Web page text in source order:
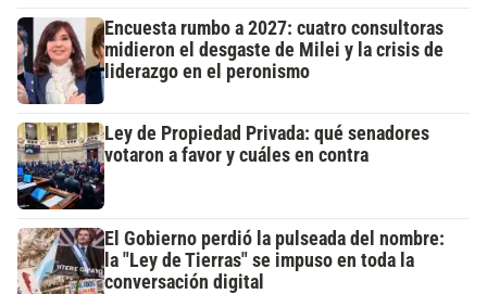
Encuesta rumbo a 2027: cuatro consultoras
midieron el desgaste de Milei y la crisis de
liderazgo en el peronismo
Ley de Propiedad Privada: qué senadores
votaron a favor y cuáles en contra
El Gobierno perdió la pulseada del nombre:
la "Ley de Tierras" se impuso en toda la
conversación digital